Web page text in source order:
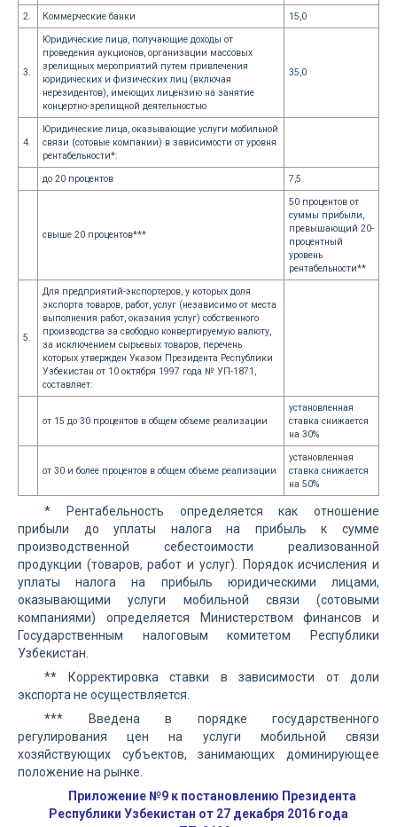
2. Коммерческие банки 15,0
3.
Юридические лица, получающие доходы от
проведения аукционов, организации массовых
зрелищных мероприятий путем привлечения
юридических и физических лиц (включая
нерезидентов), имеющих лицензию на занятие
концертно-зрелищной деятельностью
35,0
4.
Юридические лица, оказывающие услуги мобильной
связи (сотовые компании) в зависимости от уровня
рентабельности*:
до 20 процентов
7,5
свыше 20 процентов***
50 процентов от
суммы прибыли,
превышающий 20-
процентный
уровень
рентабельности**
5.
Для предприятий-экспортеров, у которых доля
экспорта товаров, работ, услуг (независимо от места
выполнения работ, оказания услуг) собственного
производства за свободно конвертируемую валюту,
за исключением сырьевых товаров, перечень
которых утвержден Указом Президента Республики
Узбекистан от 10 октября 1997 года № УП-1871,
составляет:
от 15 до 30 процентов в общем объеме реализации
установленная
ставка снижается
на 30%
от 30 и более процентов в общем объеме реализации
установленная
ставка снижается
на 50%
* Рентабельность определяется как отношение
прибыли до уплаты налога на прибыль к сумме
производственной себестоимости реализованной
продукции (товаров, работ и услуг). Порядок исчисления и
уплаты налога на прибыль юридическими лицами,
оказывающими услуги мобильной связи (сотовыми
компаниями) определяется Министерством финансов и
Государственным налоговым комитетом Республики
Узбекистан.
** Корректировка ставки в зависимости от доли
экспорта не осуществляется.
*** Введена в порядке государственного
регулирования цен на услуги мобильной связи
хозяйствующих субъектов, занимающих доминирующее
положение на рынке.
Приложение №9 к постановлению Президента
Республики Узбекистан от 27 декабря 2016 года